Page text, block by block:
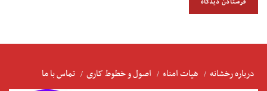
درباره رخشانه هیات امناء اصول و خطوط کاری تماس با ما